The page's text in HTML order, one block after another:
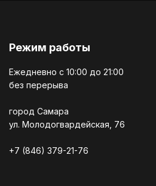
Режим работы
Ежедневно c 10:00 до 21:00
без перерыва
город Самара
ул. Молодогвардейская, 76
+7 (846) 379-21-76